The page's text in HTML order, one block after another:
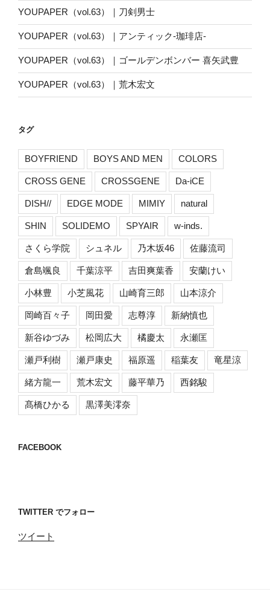
YOUPAPER（vol.63）｜刀剣男士
YOUPAPER（vol.63）｜アンティック-珈琲店-
YOUPAPER（vol.63）｜ゴールデンボンバー 喜矢武豊
YOUPAPER（vol.63）｜荒木宏文
タグ
BOYFRIEND BOYS AND MEN COLORS
CROSS GENE CROSSGENE Da-iCE
DISH// EDGE MODE MIMIY natural
SHIN SOLIDEMO SPYAIR w-inds.
さくら学院 シュネル 乃木坂46 佐藤流司
倉島颯良 千葉涼平 吉田爽葉香 安蘭けい
小林豊 小芝風花 山崎育三郎 山本涼介
岡崎百々子 岡田愛 志尊淳 新納慎也
新谷ゆづみ 松岡広大 橘慶太 永瀬匡
瀬戸利樹 瀬戸康史 福原遥 稲葉友 竜星涼
緒方龍一 荒木宏文 藤平華乃 西銘駿
髙橋ひかる 黒澤美澪奈
FACEBOOK
TWITTER でフォロー
ツイート